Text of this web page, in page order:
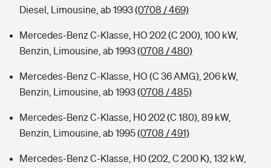
Diesel, Limousine, ab 1993(0708 / 469)
Mercedes-Benz C-Klasse, HO 202 (C 200), 100 kW,
Benzin, Limousine, ab 1993(0708 / 480)
Mercedes-Benz C-Klasse, HO (C 36 AMG), 206 kW,
Benzin, Limousine, ab 1993(0708 / 485)
Mercedes-Benz C-Klasse, H0 202 (C 180), 89 kW,
Benzin, Limousine, ab 1995(0708 / 491)
Mercedes-Benz C-Klasse, H0 (202, C 200 K), 132 kW,